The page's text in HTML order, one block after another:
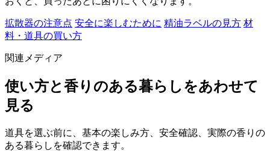
拡散器の注意点 安全に楽しむために 精油ラベルの見方 材
料・道具の買い方
関連メディア
使い方と香りのある暮らしをあわせて
見る
道具を選ぶ前に、基本の楽しみ方、安全確認、実際の香りの
ある暮らしを確認できます。